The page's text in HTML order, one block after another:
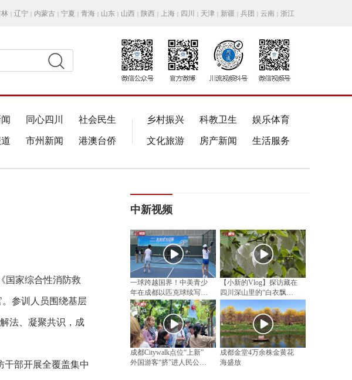
| 辽宁 | 内蒙古 | 宁夏 | 青海 | 山东 | 山西 | 陕西 | 上海 | 四川 | 天津 | 新疆 | 兵团 | 云南 | 浙江
同心四川 社会民生
市州新闻 港澳台侨
乡村振兴 科教卫生 娱乐体育
文化旅游 房产新闻 生活服务
国家综合性消防救
参训人员围绕基层
法、凝聚共识，成
部开展全覆盖集中
中新视频
一球跨越国界！中美青少
年在成都以匹克球续写民
间友好
【小新的Vlog】探访藏在
四川深山里的“白衣飘飘”
成都Citywalk点位“上新”
外国游客“挤”进人民公园
成都金堂4万余株金黄花
海盛放